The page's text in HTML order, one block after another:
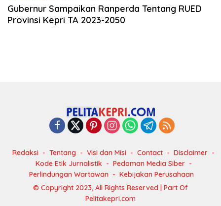
Gubernur Sampaikan Ranperda Tentang RUED
Provinsi Kepri TA 2023-2050
Redaksi Tentang Visi dan Misi Contact
Disclaimer
Kode Etik Jurnalistik
Pedoman Media Siber
Perlindungan Wartawan
Kebijakan Perusahaan
© Copyright 2023, All Rights Reserved | Part Of
Pelitakepri.com